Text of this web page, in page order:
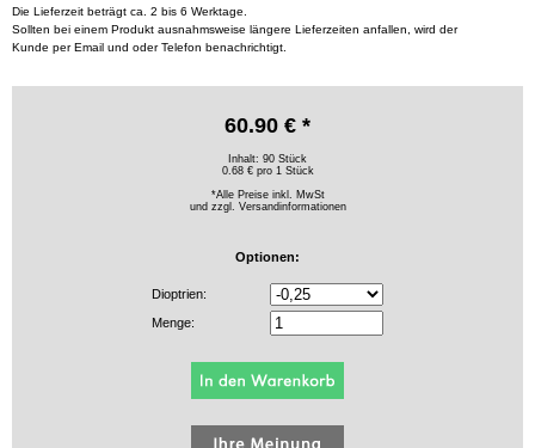
Die Lieferzeit beträgt ca. 2 bis 6 Werktage.
Sollten bei einem Produkt ausnahmsweise längere Lieferzeiten anfallen, wird der
Kunde per Email und oder Telefon benachrichtigt.
60.90 € *
Inhalt: 90 Stück
0.68 € pro 1 Stück
*Alle Preise inkl. MwSt
und zzgl. Versandinformationen
Optionen:
Dioptrien:
Menge: